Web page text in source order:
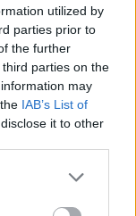
utilized by
parties prior to
the further
parties on the
may
IAB’s List of
it to other
or more Google
may click to